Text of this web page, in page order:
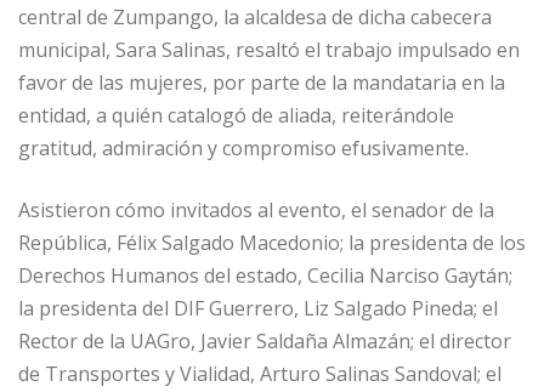
central de Zumpango, la alcaldesa de dicha cabecera
municipal, Sara Salinas, resaltó el trabajo impulsado en
favor de las mujeres, por parte de la mandataria en la
entidad, a quién catalogó de aliada, reiterándole
gratitud, admiración y compromiso efusivamente.
Asistieron cómo invitados al evento, el senador de la
República, Félix Salgado Macedonio; la presidenta de los
Derechos Humanos del estado, Cecilia Narciso Gaytán;
la presidenta del DIF Guerrero, Liz Salgado Pineda; el
Rector de la UAGro, Javier Saldaña Almazán; el director
de Transportes y Vialidad, Arturo Salinas Sandoval; el